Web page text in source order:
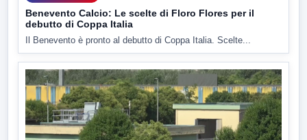
Benevento Calcio: Le scelte di Floro Flores per il
debutto di Coppa Italia
Il Benevento è pronto al debutto di Coppa Italia. Scelte...